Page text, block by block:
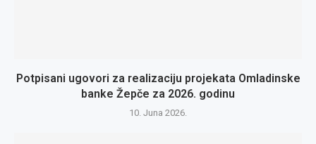
Potpisani ugovori za realizaciju projekata Omladinske
banke Žepče za 2026. godinu
10. Juna 2026.